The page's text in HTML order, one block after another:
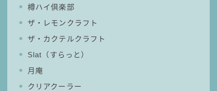
樽ハイ倶楽部
ザ・レモンクラフト
ザ・カクテルクラフト
Slat（すらっと）
月庵
クリアクーラー